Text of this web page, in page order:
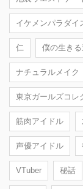
イケメンパラダイ
仁 僕の生きる
ナチュラルメイク
東京ガールズコレ
筋肉アイドル
声優アイドル
VTuber 秘話